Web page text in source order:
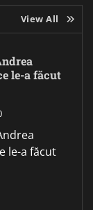
View All
le-a făcut
le-a făcut